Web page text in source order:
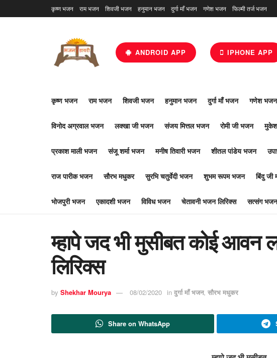
कृष्ण भजन राम भजन शिवजी भजन हनुमान भजन दुर्गा माँ भजन गणेश भजन फिल्मी तर्ज भजन
ANDROID APP IPHONE APP
कृष्ण भजन राम भजन शिवजी भजन हनुमान भजन दुर्गा माँ भजन गणेश भजन
विनोद अग्रवाल भजन लक्खा जी भजन संजय मित्तल भजन रोमी जी भजन
प्रकाश माली भजन संजू शर्मा भजन मनीष तिवारी भजन शीतल पांडेय भजन
राज पारीक भजन सौरभ मधुकर सुरभि चतुर्वेदी भजन शुभम रूपम भजन बिंदु जी
भोजपुरी भजन एकादशी भजन विविध भजन चेतावनी भजन लिरिक्स सत्संग भजन
म्हापे जद भी मुसीबत कोई आवन
लिरिक्स
by Shekhar Mourya 08/02/2020 in दुर्गा माँ भजन, सौरभ मधुकर
Share on WhatsApp